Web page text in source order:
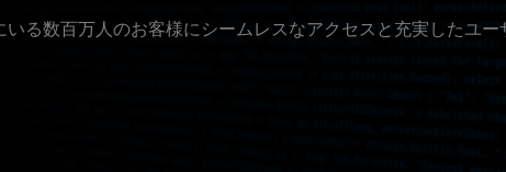
る数百万人のお客様にシームレスなアクセスと充実したユー